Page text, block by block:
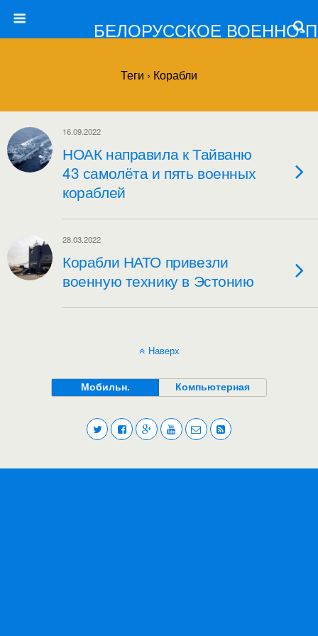
БЕЛОРУССКОЕ ВОЕННО-
Теги › Корабли
16.09.2022
НОАК направила к Тайваню
43 самолёта и пять военных
кораблей
28.03.2022
Корабли НАТО привезли
военную технику в Эстонию
Наверх
Мобильн. Компьютерная